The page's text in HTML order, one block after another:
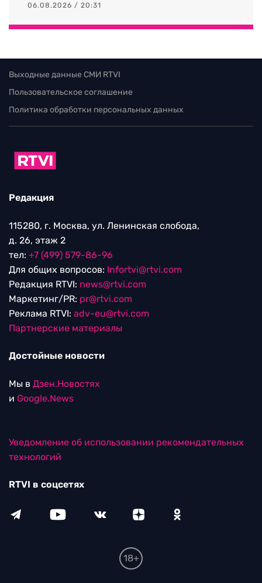
06.08.2026 / 20:31
Выходные данные СМИ RTVI
Пользовательское соглашение
Политика обработки персональных данных
Редакция
115280, г. Москва, ул. Ленинская слобода,
д. 26, этаж 2
тел: +7 (499) 579-86-96
Для общих вопросов: Infortvi@rtvi.com
Редакция RTVI: news@rtvi.com
Маркетинг/PR: pr@rtvi.com
Реклама RTVI: adv-eu@rtvi.com
Партнерские материалы
Достойные новости
Мы в Дзен.Новостях
и Google.News
Уведомление об использовании рекомендательных
технологий
RTVI в соцсетях
18+